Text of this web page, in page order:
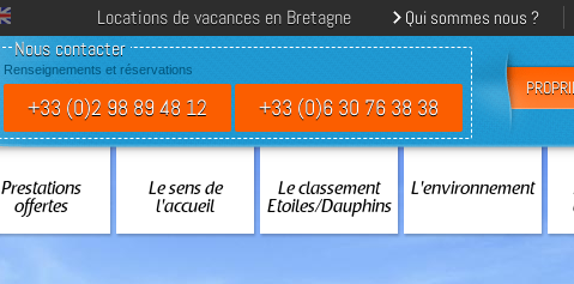
Locations de vacances en Bretagne Qui sommes nous ?
Nous contacter
Renseignements et réservations
+33 (0)2 98 89 48 12 +33 (0)6 30 76 38 38
Prestations
offertes
Le sens de
l'accueil
Le classement
Etoiles/Dauphins
L'environnement